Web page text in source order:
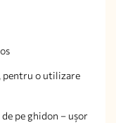
, pentru o utilizare
pe ghidon – ușor